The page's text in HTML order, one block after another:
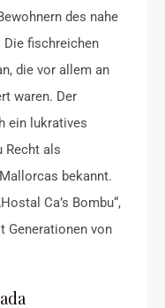
des nahe
Die fischreichen
die vor allem an
waren. Der
ein lukratives
Recht als
bekannt.
Ca’s Bombu“,
Generationen von